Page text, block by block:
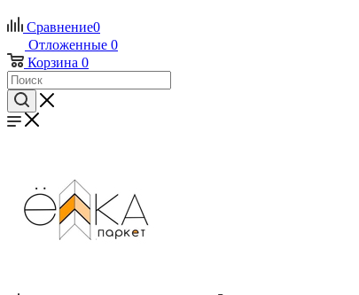
Сравнение0
Отложенные 0
Корзина 0